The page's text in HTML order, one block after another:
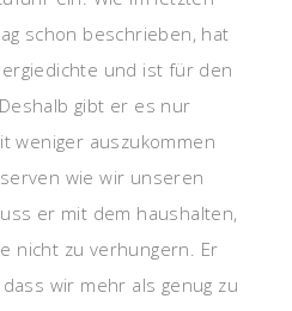
schon beschrieben, hat
und ist für den
gibt er es nur
weniger auszukommen
wie wir unseren
er mit dem haushalten,
nicht zu verhungern. Er
wir mehr als genug zu